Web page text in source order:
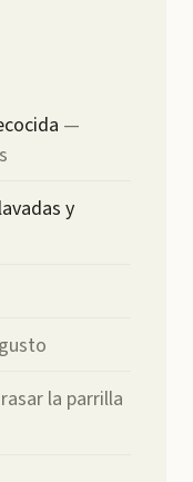
—
y
la parrilla